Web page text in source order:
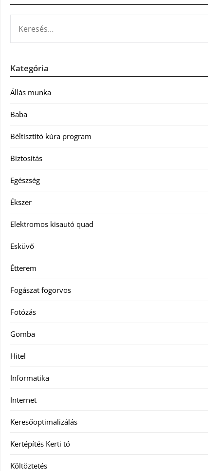
Kategória
Állás munka
Baba
Béltisztító kúra program
Biztosítás
Egészség
Ékszer
Elektromos kisautó quad
Esküvő
Étterem
Fogászat fogorvos
Fotózás
Gomba
Hitel
Informatika
Internet
Keresőoptimalizálás
Kertépítés Kerti tó
Költöztetés